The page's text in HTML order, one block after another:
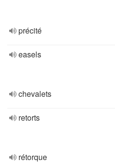
précité
easels
chevalets
retorts
rétorque